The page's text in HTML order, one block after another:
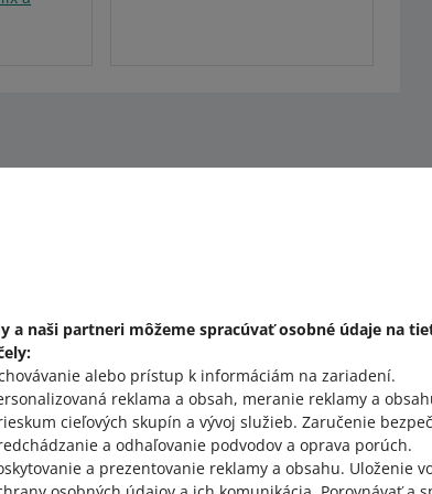
a naši partneri môžeme spracúvať osobné údaje na
alebo prístup k informáciám na zariadení.
reklama a obsah, meranie reklamy a
cieľových skupín a vývoj služieb. Zaručenie
a odhaľovanie podvodov a oprava porúch.
a prezentovanie reklamy a obsahu. Uloženie
o allegro.sk
polski
čeština